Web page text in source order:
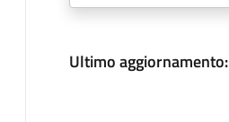
Ultimo aggiornamento: